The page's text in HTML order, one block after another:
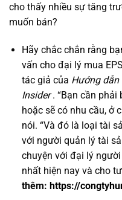
cho thấy nhiều sự tăng
muốn bán?
Hãy chắc chắn rằng
vấn cho đại lý mua
tác giả của Hướng
Insider. “Bạn cần phải
hoặc sẽ có nhu cầu, ở
nói. “Và đó là loại tài
với người quản lý tài
chuyện với đại lý
nhất hiện nay và cho
thêm: https://